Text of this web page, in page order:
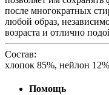
после многократных
любой образ,
возраста и отлично
Состав:
хлопок 85%, нейлон
Помощь